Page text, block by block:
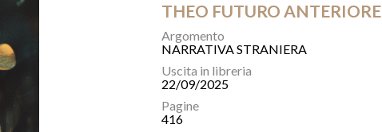
THEO FUTURO ANTERIORE
Argomento
NARRATIVA STRANIERA
Uscita in libreria
22/09/2025
Pagine
416